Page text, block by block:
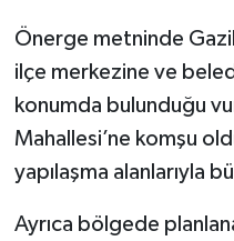
Önerge metninde
ilçe merkezine ve
konumda bulunduğu
Mahallesi’ne komşu
yapılaşma alanlarıyla
Ayrıca bölgede